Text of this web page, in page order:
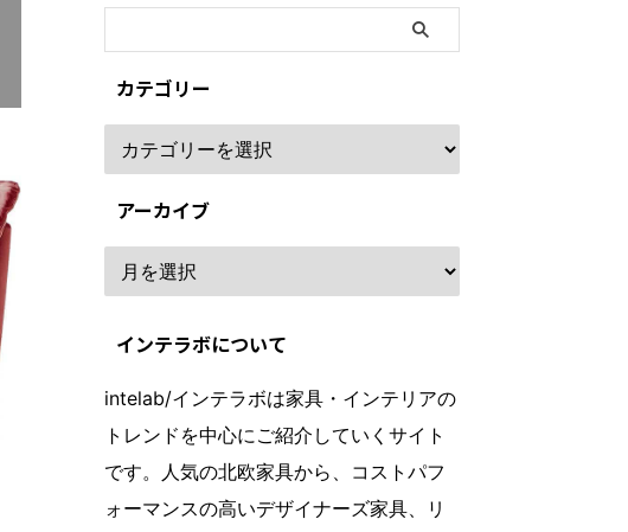
カテゴリー
アーカイブ
インテラボについて
intelab/インテラボは家具・インテリアの
トレンドを中心にご紹介していくサイト
です。人気の北欧家具から、コストパフ
ォーマンスの高いデザイナーズ家具、リ